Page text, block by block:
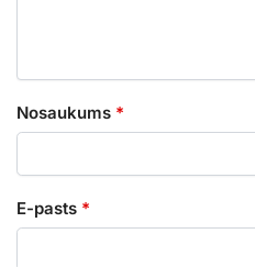
Nosaukums *
E-pasts *